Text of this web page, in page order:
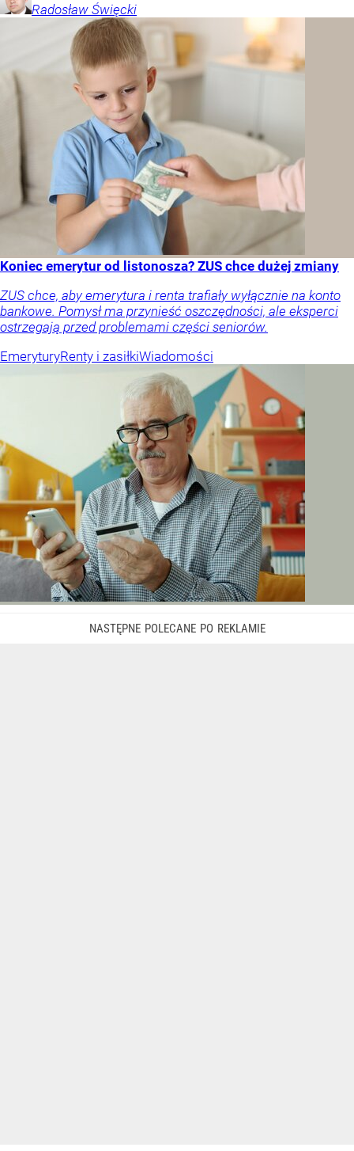
Radosław Święcki
Koniec emerytur od listonosza? ZUS chce dużej zmiany
ZUS chce, aby emerytura i renta trafiały wyłącznie na konto
bankowe. Pomysł ma przynieść oszczędności, ale eksperci
ostrzegają przed problemami części seniorów.
EmeryturyRenty i zasiłkiWiadomości